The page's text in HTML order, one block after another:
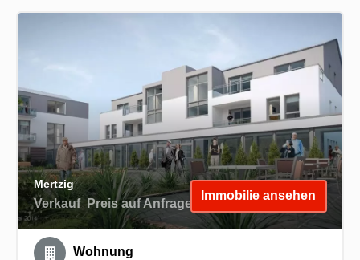
Mertzig
Verkauf Preis auf Anfrage
Immobilie ansehen
Wohnung